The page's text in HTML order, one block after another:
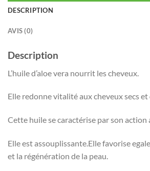
DESCRIPTION
AVIS (0)
Description
L’huile d’aloe vera nourrit les cheveux.
Elle redonne vitalité aux cheveux secs et
Cette huile se caractérise par son action
Elle est assouplissante.Elle favorise
et la régénération de la peau.